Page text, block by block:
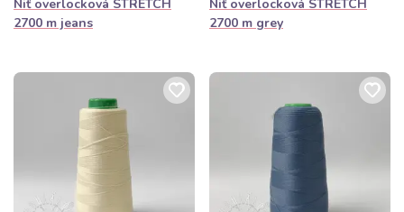
Niť overlocková STRETCH
2700 m jeans
Niť overlocková STRETCH
2700 m grey